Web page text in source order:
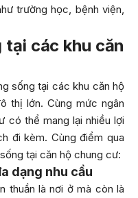
trường học, bệnh viện,
tại các khu căn
sống tại các khu căn hộ
thị lớn. Cùng mức ngân
có thể mang lại nhiều lợi
đi kèm. Cùng điểm qua
tại căn hộ chung cư:
dạng nhu cầu
thuần là nơi ở mà còn là